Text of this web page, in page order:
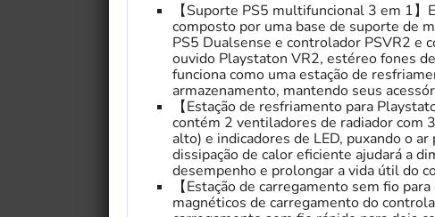
【Suporte PS5 multifuncional 3 em 1
composto por uma base de suporte de
PS5 Dualsense e controlador PSVR2 e
ouvido Playstaton VR2, estéreo fones
funciona como uma estação de
armazenamento, mantendo seus
【Estação de resfriamento para
contém 2 ventiladores de radiador com
alto) e indicadores de LED, puxando o
dissipação de calor eficiente ajudará a
desempenho e prolongar a vida útil do
【Estação de carregamento sem fio
magnéticos de carregamento do